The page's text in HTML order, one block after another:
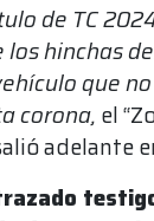
de TC
hinchas
que
corona, el
adelante